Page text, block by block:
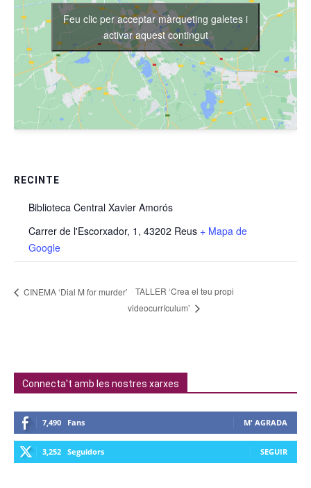
RECINTE
Biblioteca Central Xavier Amorós
Carrer de l'Escorxador, 1, 43202 Reus + Mapa de
Google
Feu clic per acceptar màrqueting galetes i
activar aquest contingut
CINEMA ‘Dial M for murder’
TALLER ‘Crea el teu propi
videocurrículum’
Connecta't amb les nostres xarxes
7,490 Fans M' AGRADA
3,252 Seguidors SEGUIR